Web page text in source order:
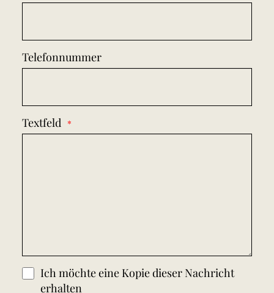
Telefonnummer
Textfeld
Ich möchte eine Kopie dieser Nachricht
erhalten